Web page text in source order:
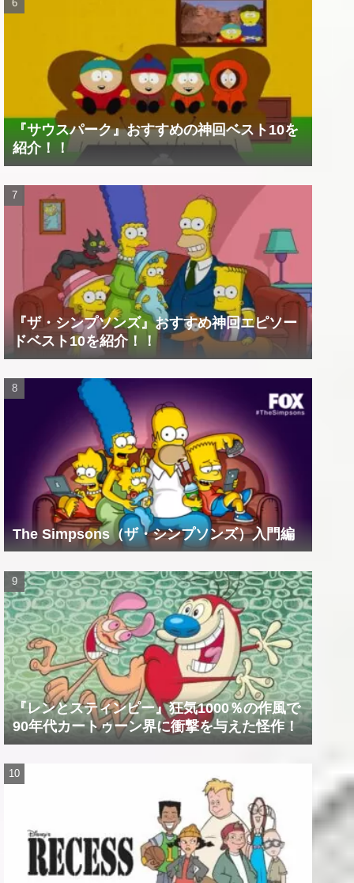
『サウスパーク』おすすめの神回ベスト10を
紹介！！
『ザ・シンプソンズ』おすすめ神回エピソー
ドベスト10を紹介！！
The Simpsons（ザ・シンプソンズ）入門編
『レンとスティンピー』狂気1000％の作風で
90年代カートゥーン界に衝撃を与えた怪作！